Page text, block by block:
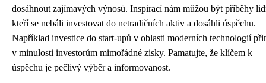
dosáhnout zajímavých výnosů. Inspirací nám můžou být příběhy
kteří se nebáli investovat do netradičních aktiv a dosáhli úspěchu.
Například investice do start-upů v oblasti moderních technologií
v minulosti investorům mimořádné zisky. Pamatujte, že klíčem k
úspěchu je pečlivý výběr a informovanost.